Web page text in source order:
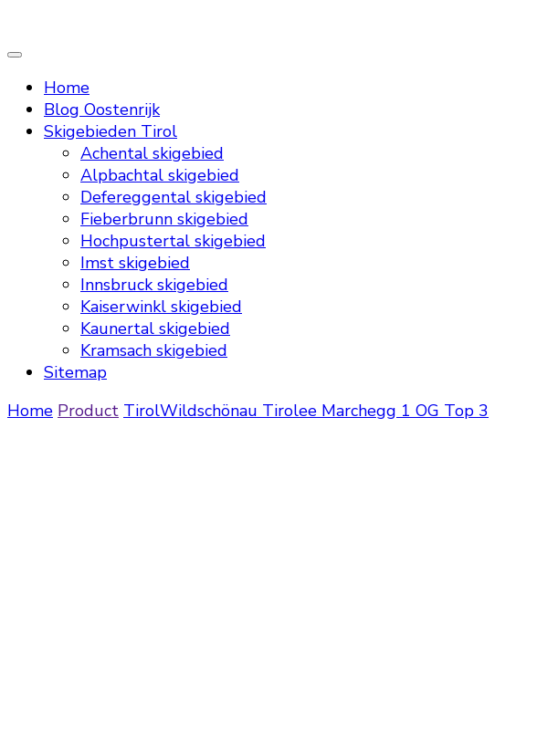
Home
Blog Oostenrijk
Skigebieden Tirol
Achental skigebied
Alpbachtal skigebied
Defereggental skigebied
Fieberbrunn skigebied
Hochpustertal skigebied
Imst skigebied
Innsbruck skigebied
Kaiserwinkl skigebied
Kaunertal skigebied
Kramsach skigebied
Sitemap
Home Product TirolWildschönau Tirolee Marchegg 1 OG Top 3